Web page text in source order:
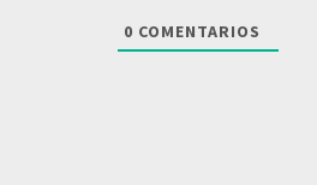
0 COMENTARIOS